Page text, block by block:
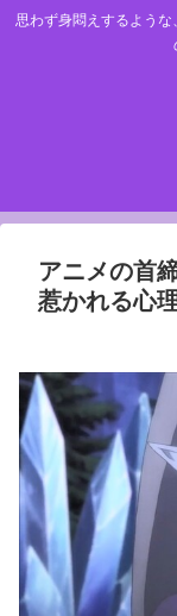
思わず身悶えするよう
アニメの首
惹かれる心